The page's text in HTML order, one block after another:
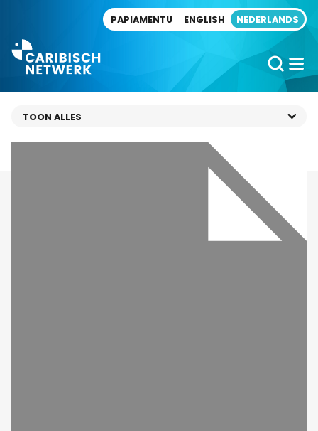
PAPIAMENTU ENGLISH NEDERLANDS